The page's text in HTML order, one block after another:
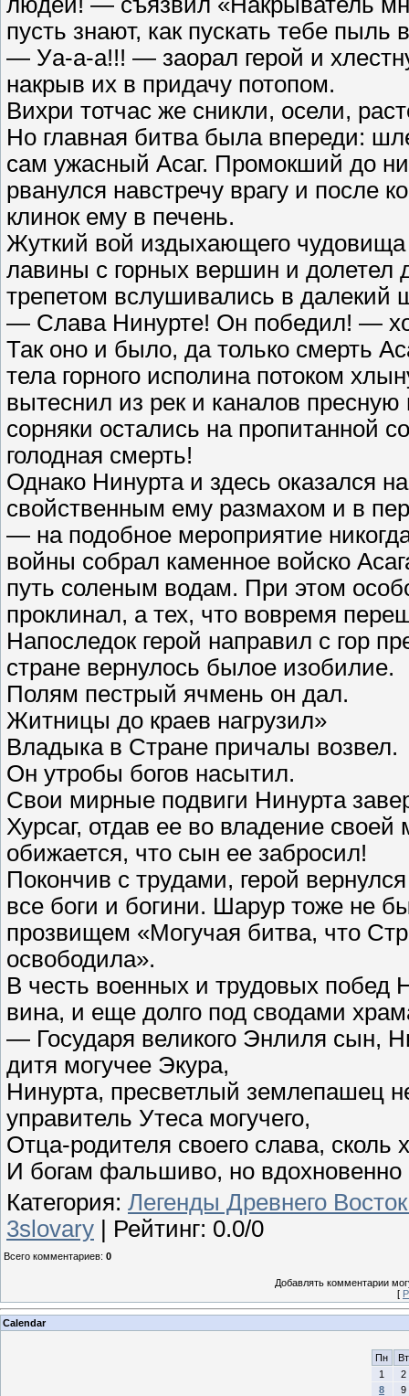
пусть знают, как пускать тебе пыль
— Уа-а-а!!! — заорал герой и
накрыв их в придачу потопом.
Вихри тотчас же сникли, осели,
Но главная битва была впереди:
сам ужасный Асаг. Промокший до
рванулся навстречу врагу и после
клинок ему в печень.
Жуткий вой издыхающего чудовища
лавины с горных вершин и долетел
трепетом вслушивались в далекий
— Слава Нинурте! Он победил! —
Так оно и было, да только смерть
тела горного исполина потоком
вытеснил из рек и каналов
сорняки остались на пропитанной
голодная смерть!
Однако Нинурта и здесь оказался
свойственным ему размахом и в
— на подобное мероприятие
войны собрал каменное войско
путь соленым водам. При этом
проклинал, а тех, что вовремя
Напоследок герой направил с гор
стране вернулось былое изобилие.
Полям пестрый ячмень он дал.
Житницы до краев нагрузил»
Владыка в Стране причалы возвел.
Он утробы богов насытил.
Свои мирные подвиги Нинурта
Хурсаг, отдав ее во владение
обижается, что сын ее забросил!
Покончив с трудами, герой
все боги и богини. Шарур тоже не
прозвищем «Могучая битва, что
освободила».
В честь военных и трудовых
вина, и еще долго под сводами
— Государя великого Энлиля сын,
дитя могучее Экура,
Нинурта, пресветлый землепашец
управитель Утеса могучего,
Отца-родителя своего слава, сколь
И богам фальшиво, но вдохновенно
Категория: Легенды Древнего
3slovary
Рейтинг: 0.0/0
Всего комментариев: 0
Добавлять комментарии
[
Calendar
Пн
Вт
1
2
8
9